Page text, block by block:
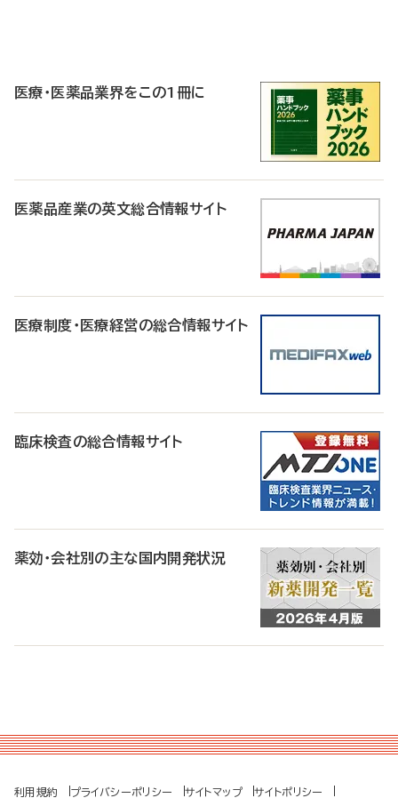
医療・医薬品業界をこの1冊に
医薬品産業の英文総合情報サイト
医療制度・医療経営の総合情報サイト
臨床検査の総合情報サイト
薬効・会社別の主な国内開発状況
利用規約 プライバシーポリシー サイトマップ サイトポリシー